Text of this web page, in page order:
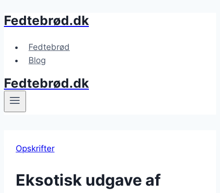
Fortsæt
indhold
Fedtebrød.dk
Fedtebrød
Blog
Fedtebrød.dk
Opskrifter
Eksotisk udgave af